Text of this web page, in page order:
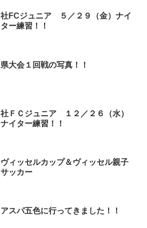
社FCジュニア ５／２９（金）ナイ
ター練習！！
県大会１回戦の写真！！
社ＦＣジュニア １２／２６（水）
ナイター練習！！
ヴィッセルカップ＆ヴィッセル親子
サッカー
アスパ五色に行ってきました！！